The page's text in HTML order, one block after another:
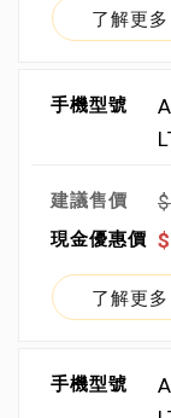
了解更多
了解更多